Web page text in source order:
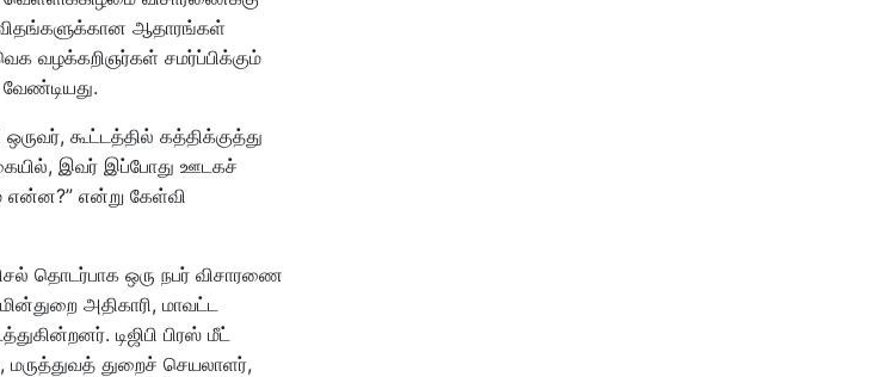
ஆதாரங்கள்
வழக்கறிஞர்கள் சமர்ப்பிக்கும்
கூட்டத்தில் கத்திக்குத்து
இவர் இப்போது ஊடகச்
என்ன?” என்று கேள்வி
தொடர்பாக ஒரு நபர் விசாரணை
அதிகாரி, மாவட்ட
டிஜிபி பிரஸ் மீட்
மருத்துவத் துறைச் செயலாளர்,